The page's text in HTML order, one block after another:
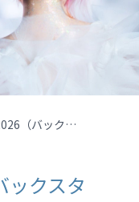
REMILA BHC 2026（バックスタイルヘアコンテスト）
ックスタ